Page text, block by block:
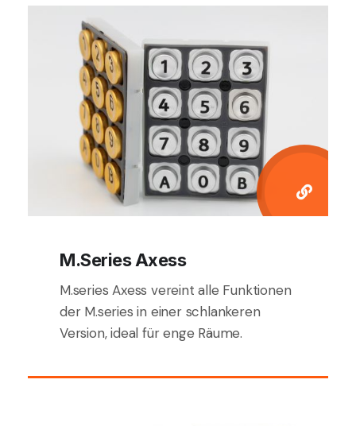
M.series Axess
M.series Axess vereint alle Funktionen
der M.series in einer schlankeren
Version, ideal für enge Räume.